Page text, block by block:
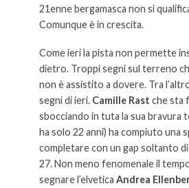
21enne bergamasca non si
Comunque è in crescita.
Come ieri la pista non permette
dietro. Troppi segni sul terreno
non è assistito a dovere. Tra
segni di ieri. Camille Rast che sta
sbocciando in tuta la sua bravura
ha solo 22 anni) ha compiuto una
completare con un gap soltanto di
27. Non meno fenomenale il
segnare l’elvetica Andrea